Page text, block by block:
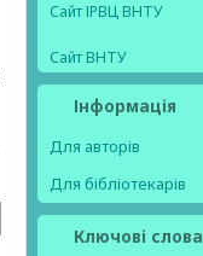
Сайт ІРВЦ ВНТУ
Сайт ВНТУ
Інформація
Для авторів
Для бібліотекарів
Ключові слова